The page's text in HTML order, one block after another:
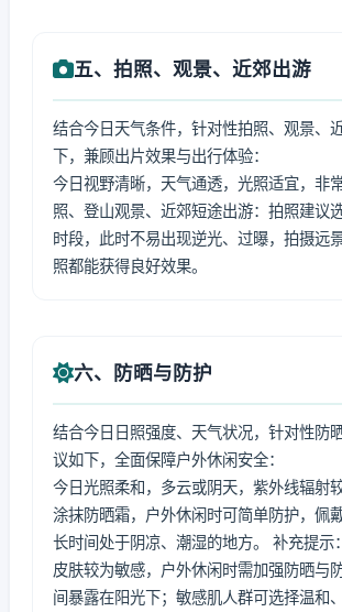
五、拍照、观景、近郊出游
结合今日天气条件，针对性拍照、观景、
下，兼顾出片效果与出行体验：
今日视野清晰，天气通透，光照适宜，非
照、登山观景、近郊短途出游：拍照建议
时段，此时不易出现逆光、过曝，拍摄远
照都能获得良好效果。
六、防晒与防护
结合今日日照强度、天气状况，针对性防
议如下，全面保障户外休闲安全：
今日光照柔和，多云或阴天，紫外线辐射
涂抹防晒霜，户外休闲时可简单防护，佩
长时间处于阴凉、潮湿的地方。 补充提示
皮肤较为敏感，户外休闲时需加强防晒与
间暴露在阳光下；敏感肌人群可选择温和